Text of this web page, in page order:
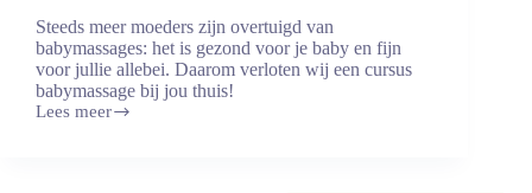
Steeds meer moeders zijn overtuigd van
babymassages: het is gezond voor je baby en fijn
voor jullie allebei. Daarom verloten wij een cursus
babymassage bij jou thuis!
Lees meer
Win